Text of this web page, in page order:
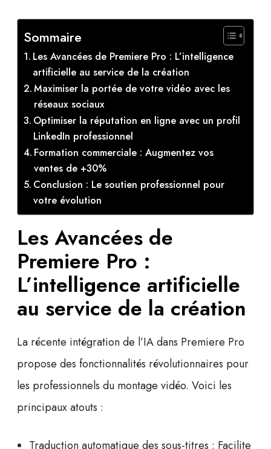
Sommaire
Les Avancées de Premiere Pro : L’intelligence
artificielle au service de la création
Maximiser la portée de votre vidéo avec les
réseaux sociaux
Optimiser la réputation en ligne avec un profil
LinkedIn professionnel
Formation commerciale : Augmentez vos
ventes de +30%
Conclusion : Le soutien professionnel pour
votre évolution
Les Avancées de
Premiere Pro :
L’intelligence artificielle
au service de la création
La récente intégration de l’IA dans Premiere Pro
propose des fonctionnalités révolutionnaires pour
les professionnels du montage vidéo. Voici les
principaux atouts :
Traduction automatique des sous-titres : Facilite